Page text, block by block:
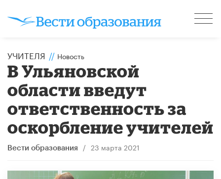
УЧИТЕЛЯ // Новость
В Ульяновской
области введут
ответственность за
оскорбление учителей
Вести образования / 23 марта 2021